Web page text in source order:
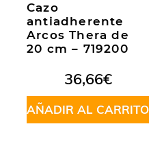
Cazo
antiadherente
Arcos Thera de
20 cm – 719200
36,66€
AÑADIR AL CARRITO